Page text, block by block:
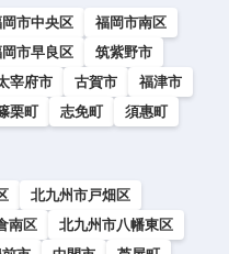
市中央区
福岡市南区
市早良区
筑紫野市
宰府市 古賀市
福津市
栗町 志免町
須惠町
北九州市戸畑区
南区
北九州市八幡東区